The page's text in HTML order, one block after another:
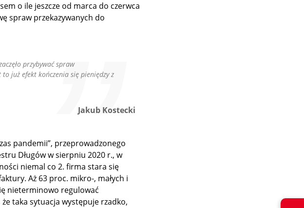
o ile jeszcze od marca do czerwca
spraw przekazywanych do
przybywać spraw
już efekt kończenia się pieniędzy z
Jakub Kostecki
pandemii”, przeprowadzonego
Długów w sierpniu 2020 r., w
niemal co 2. firma stara się
Aż 63 proc. mikro-, małych i
nieterminowo regulować
taka sytuacja występuje rzadko,